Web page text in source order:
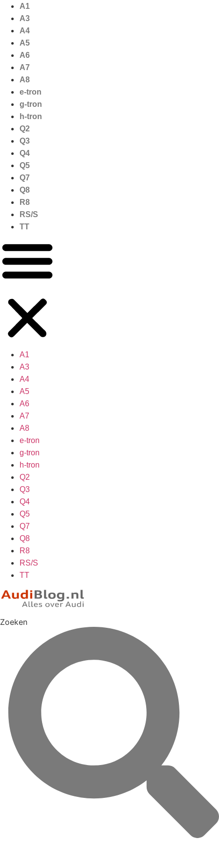
naar
inhoud
A1
A3
A4
A5
A6
A7
A8
e-tron
g-tron
h-tron
Q2
Q3
Q4
Q5
Q7
Q8
R8
RS/S
TT
A1
A3
A4
A5
A6
A7
A8
e-tron
g-tron
h-tron
Q2
Q3
Q4
Q5
Q7
Q8
R8
RS/S
TT
Zoeken